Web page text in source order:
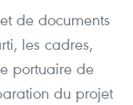
de documents
les cadres,
portuaire de
du projet